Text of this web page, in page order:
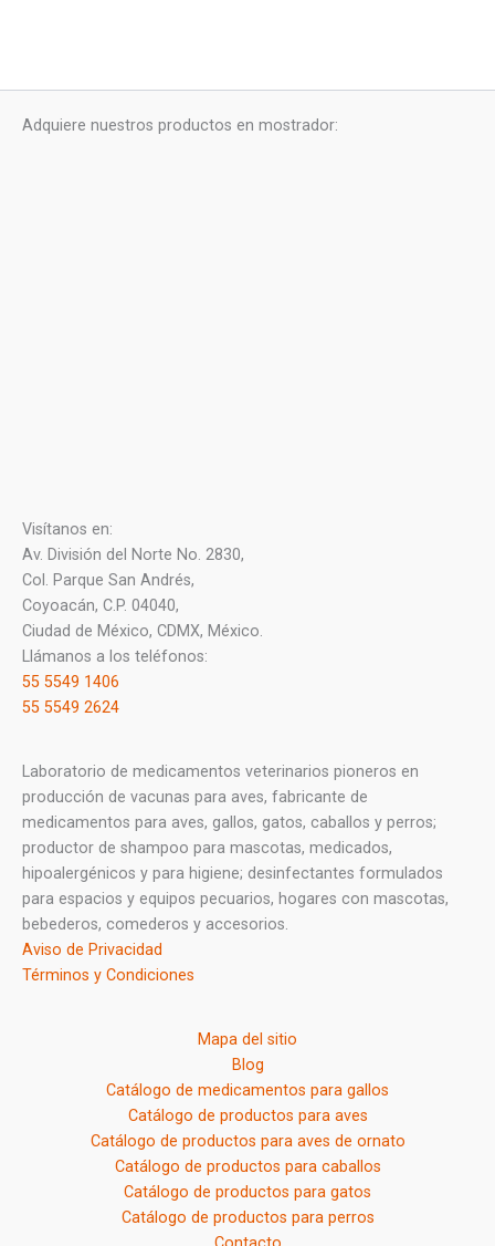
Adquiere nuestros productos en mostrador:
Visítanos en:
Av. División del Norte No. 2830,
Col. Parque San Andrés,
Coyoacán, C.P. 04040,
Ciudad de México, CDMX, México.
Llámanos a los teléfonos:
55 5549 1406
55 5549 2624
Laboratorio de medicamentos veterinarios pioneros en
producción de vacunas para aves, fabricante de
medicamentos para aves, gallos, gatos, caballos y perros;
productor de shampoo para mascotas, medicados,
hipoalergénicos y para higiene; desinfectantes formulados
para espacios y equipos pecuarios, hogares con mascotas,
bebederos, comederos y accesorios.
Aviso de Privacidad
Términos y Condiciones
Mapa del sitio
Blog
Catálogo de medicamentos para gallos
Catálogo de productos para aves
Catálogo de productos para aves de ornato
Catálogo de productos para caballos
Catálogo de productos para gatos
Catálogo de productos para perros